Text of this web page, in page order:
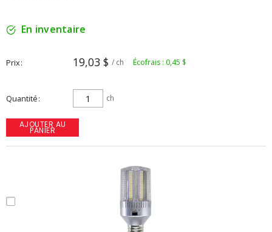
En inventaire
Prix 19,03 $ / ch Écofrais : 0,45 $
Quantité ch
AJOUTER AU
PANIER